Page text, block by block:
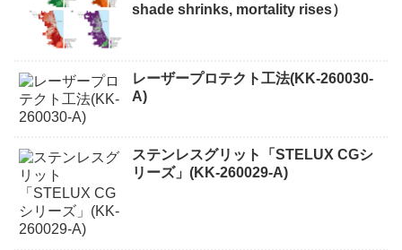
shade shrinks, mortality rises）
レーザープロテクト⼯法(KK-260030-
A)
ステンレスグリット「STELUX CGシ
リーズ」(KK-260029-A)